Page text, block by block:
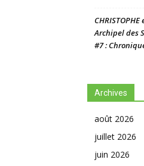
Archipel des
#7 :
Archives
août 2026
juillet 2026
juin 2026